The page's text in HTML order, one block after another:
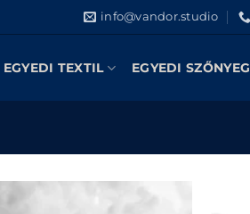
info@vandor.studio
EGYEDI TEXTIL EGYEDI SZŐNYEG